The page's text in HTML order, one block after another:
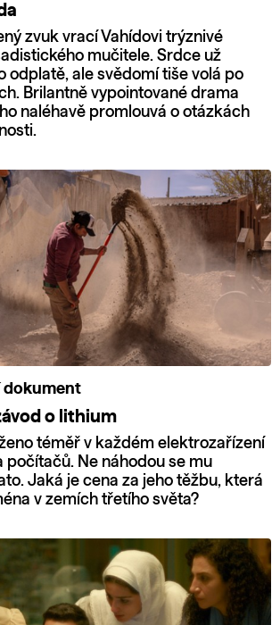
zvuk vrací Vahídovi trýznivé
mučitele. Srdce už
odplatě, ale svědomí tiše volá po
Brilantně vypointované drama
naléhavě promlouvá o otázkách
dokument
o lithium
téměř v každém elektrozařízení
počítačů. Ne náhodou se mu
Jaká je cena za jeho těžbu, která
v zemích třetího světa?